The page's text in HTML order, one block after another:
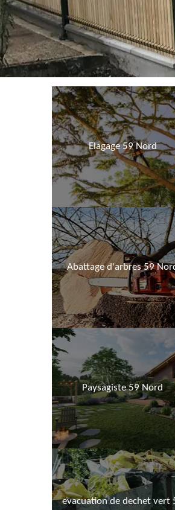
Elagage 59 Nord
Abattage d'arbres 59
Paysagiste 59 Nord
evacuation de dechet vert